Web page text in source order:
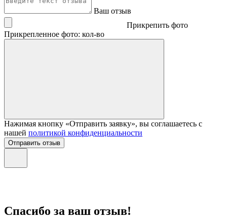
Ваш отзыв
Прикрепить фото
Прикрепленное фото: кол-во
Нажимая кнопку «Отправить заявку», вы соглашаетесь с
нашей политикой конфиденциальности
Отправить отзыв
Спасибо за ваш отзыв!